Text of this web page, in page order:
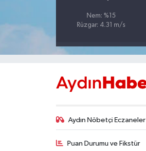
Nem: %15
Rüzgar: 4.31 m/s
Aydın Nöbetçi Eczaneler
Puan Durumu ve Fikstür
ŞİRKET HABERLERİ
SİYASET